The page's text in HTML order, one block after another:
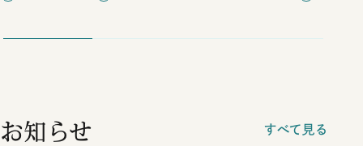
お知らせ すべて見る